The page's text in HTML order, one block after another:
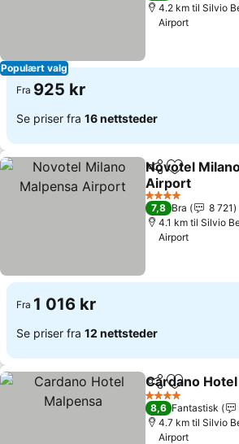
Populært valg
4.2 km til Silvio
Airport
Fra 925 kr
Se priser fra 16 nettsteder
Del Legg til i
Novotel
Airport
Se priser
4 Stjerner
7,8 Bra
8 721
4.1 km til Silvio
Airport
Fra 1 016 kr
Se priser fra 12 nettsteder
Del Legg til i
Cardano
4 Stjerner
8,6 Fantastisk
4.7 km til Silvio
Airport